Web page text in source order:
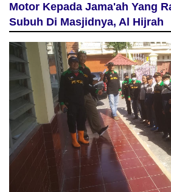
Motor Kepada Jama'ah Yang
Subuh Di Masjidnya, Al Hijrah